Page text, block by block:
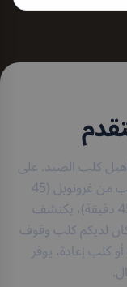
كلب الصيد. على
موقعنا البالغ 40 هكتارًا في شات، إيزير، القريب من غرونوبل (45
دقيقة) وليون (ساعة و15 دقيقة) وفالونس (45 دقيقة)، يكتشف
لديكم كلب وقوف
كلب إعادة، يوفر